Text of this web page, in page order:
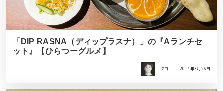
「DIP RASNA（ディップラスナ）」の『Aランチセ
ット』【ひらつーグルメ】
クロ 2017年3月26日